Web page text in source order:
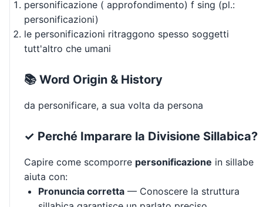
personificazione ( approfondimento) f sing (pl.:
personificazioni)
le personificazioni ritraggono spesso soggetti
tutt'altro che umani
📚 Word Origin & History
da personificare, a sua volta da persona
✓ Perché Imparare la Divisione Sillabica?
Capire come scomporre personificazione in sillabe
aiuta con:
Pronuncia corretta — Conoscere la struttura